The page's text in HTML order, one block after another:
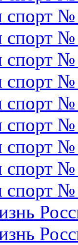
спорт
спорт
спорт
спорт
спорт
спорт
спорт
спорт
спорт